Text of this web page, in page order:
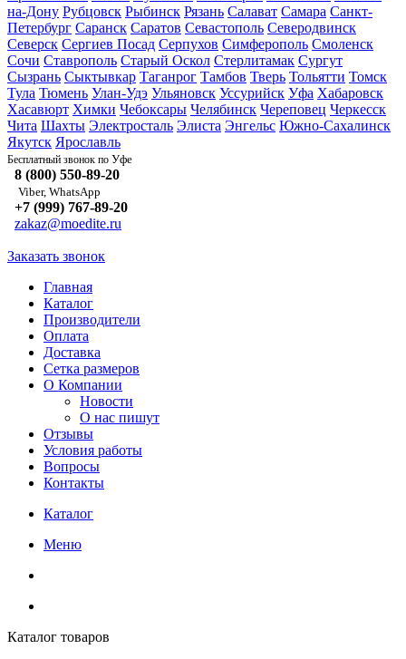
на-Дону Рубцовск Рыбинск Рязань Салават Самара Санкт-
Петербург Саранск Саратов Севастополь Северодвинск
Северск Сергиев Посад Серпухов Симферополь Смоленск
Сочи Ставрополь Старый Оскол Стерлитамак Сургут
Сызрань Сыктывкар Таганрог Тамбов Тверь Тольятти Томск
Тула Тюмень Улан-Удэ Ульяновск Уссурийск Уфа Хабаровск
Хасавюрт Химки Чебоксары Челябинск Череповец Черкесск
Чита Шахты Электросталь Элиста Энгельс Южно-Сахалинск
Якутск Ярославль
Бесплатный звонок по Уфе
8 (800) 550-89-20
Viber, WhatsApp
+7 (999) 767-89-20
zakaz@moedite.ru
Заказать звонок
Главная
Каталог
Производители
Оплата
Доставка
Сетка размеров
О Компании
Новости
О нас пишут
Отзывы
Условия работы
Вопросы
Контакты
Каталог
Меню
Каталог товаров